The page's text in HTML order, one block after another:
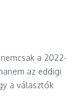
a 2022-
az eddigi
a választók